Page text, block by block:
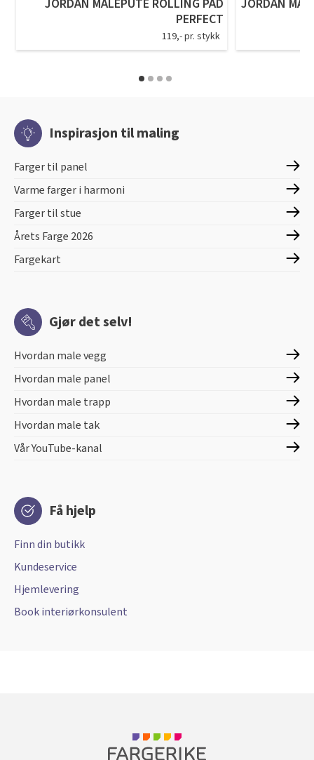
JORDAN MALEPUTE ROLLING PAD
PERFECT
119,- pr. stykk
JORDAN
Inspirasjon til maling
Farger til panel
Varme farger i harmoni
Farger til stue
Årets Farge 2026
Fargekart
Gjør det selv!
Hvordan male vegg
Hvordan male panel
Hvordan male trapp
Hvordan male tak
Vår YouTube-kanal
Få hjelp
Finn din butikk
Kundeservice
Hjemlevering
Book interiørkonsulent